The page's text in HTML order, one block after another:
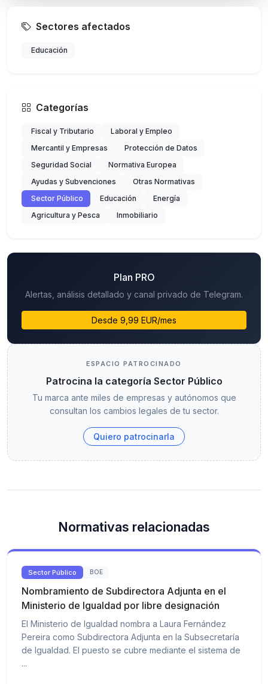
Sectores afectados
Educación
Categorías
Fiscal y Tributario
Laboral y Empleo
Mercantil y Empresas
Protección de Datos
Seguridad Social
Normativa Europea
Ayudas y Subvenciones
Otras Normativas
Sector Público
Educación
Energía
Agricultura y Pesca
Inmobiliario
Plan PRO
Alertas, análisis detallado y canal privado de Telegram.
Desde 9,99 EUR/mes
ESPACIO PATROCINADO
Patrocina la categoría Sector Público
Tu marca ante miles de empresas y autónomos que
consultan los cambios legales de tu sector.
Quiero patrocinarla
Normativas relacionadas
Sector Público BOE
Nombramiento de Subdirectora Adjunta en el
Ministerio de Igualdad por libre designación
El Ministerio de Igualdad nombra a Laura Fernández
Pereira como Subdirectora Adjunta en la Subsecretaría
de Igualdad. El puesto se cubre mediante el sistema de
...